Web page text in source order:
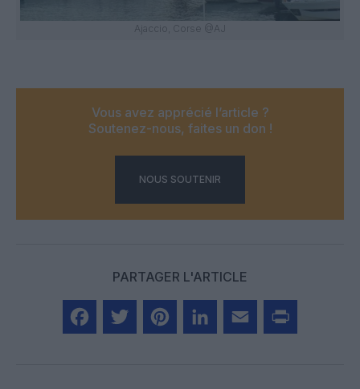
Ajaccio, Corse @AJ
Vous avez apprécié l’article ?
Soutenez-nous, faites un don !
NOUS SOUTENIR
PARTAGER L'ARTICLE